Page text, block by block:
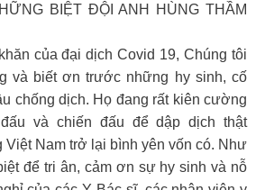
BIỆT ĐỘI ANH HÙNG THẦM
của đại dịch Covid 19, Chúng tôi
và biết ơn trước những hy sinh, cố
chống dịch. Họ đang rất kiên cường
và chiến đấu để dập dịch thật
Việt Nam trở lại bình yên vốn có. Như
để tri ân, cảm ơn sự hy sinh và nỗ